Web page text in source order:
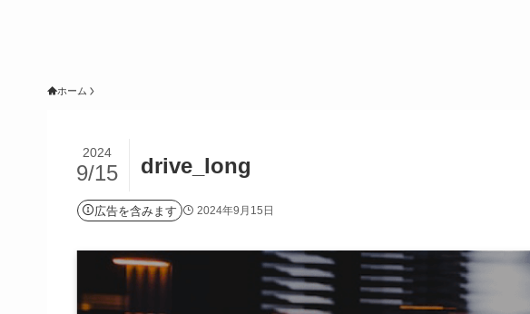
ホーム
drive_long
2024
9/15
広告を含みます 2024年9月15日